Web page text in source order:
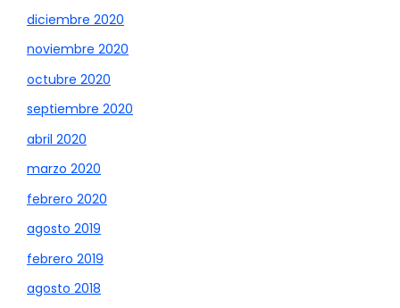
diciembre 2020
noviembre 2020
octubre 2020
septiembre 2020
abril 2020
marzo 2020
febrero 2020
agosto 2019
febrero 2019
agosto 2018